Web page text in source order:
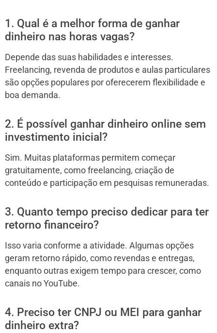
1. Qual é a melhor forma de ganhar
dinheiro nas horas vagas?
Depende das suas habilidades e interesses.
Freelancing, revenda de produtos e aulas particulares
são opções populares por oferecerem flexibilidade e
boa demanda.
2. É possível ganhar dinheiro online sem
investimento inicial?
Sim. Muitas plataformas permitem começar
gratuitamente, como freelancing, criação de
conteúdo e participação em pesquisas remuneradas.
3. Quanto tempo preciso dedicar para ter
retorno financeiro?
Isso varia conforme a atividade. Algumas opções
geram retorno rápido, como revendas e entregas,
enquanto outras exigem tempo para crescer, como
canais no YouTube.
4. Preciso ter CNPJ ou MEI para ganhar
dinheiro extra?